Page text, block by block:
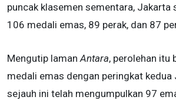
puncak klasemen sementara, Jakarta
106 medali emas, 89 perak, dan 87
Mengutip laman Antara, perolehan itu
medali emas dengan peringkat kedua
sejauh ini telah mengumpulkan 97